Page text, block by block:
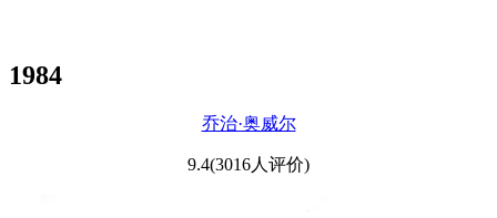
1984
乔治·奥威尔
9.4(3016人评价)